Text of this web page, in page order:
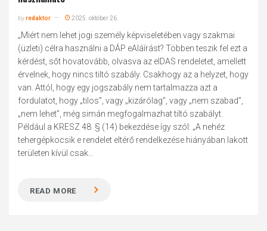
byredaktor 2025. október 26.
„Miért nem lehet jogi személy képviseletében vagy szakmai
(üzleti) célra használni a DÁP eAláírást? Többen teszik fel ezt a
kérdést, sőt hovatovább, olvasva az eIDAS rendeletet, amellett
érvelnek, hogy nincs tiltó szabály. Csakhogy az a helyzet, hogy
van. Attól, hogy egy jogszabály nem tartalmazza azt a
fordulatot, hogy „tilos”, vagy „kizárólag”, vagy „nem szabad”,
„nem lehet”, még simán megfogalmazhat tiltó szabályt.
Például a KRESZ 48. § (14) bekezdése így szól: „A nehéz
tehergépkocsik e rendelet eltérő rendelkezése hiányában lakott
területen kívül csak...
READ MORE